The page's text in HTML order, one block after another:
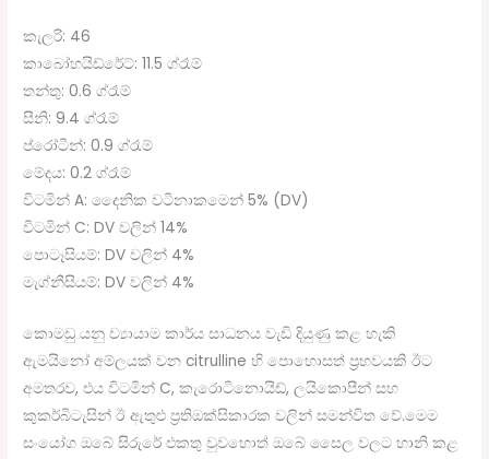
කැලරි: 46
කාබෝහයිඩ්රේට්: 11.5 ග්රෑම්
තන්තු: 0.6 ග්රෑම්
සීනි: 9.4 ග්රෑම්
ප්රෝටීන්: 0.9 ග්රෑම්
මේදය: 0.2 ග්රෑම්
විටමින් A: දෛනික වටිනාකමෙන් 5% (DV)
විටමින් C: DV වලින් 14%
පොටෑසියම්: DV වලින් 4%
මැග්නීසියම්: DV වලින් 4%
කොමඩු යනු ව්‍යායාම කාර්ය සාධනය වැඩි දියුණු කළ හැකි
ඇමයිනෝ අම්ලයක් වන citrulline හි පොහොසත් ප්‍රභවයකි ඊට
අමතරව, එය විටමින් C, කැරොටිනොයිඩ්, ලයිකොපීන් සහ
කුකර්බිටැසින් ඊ ඇතුළු ප්‍රතිඔක්සිකාරක වලින් සමන්විත වේ.මෙම
සංයෝග ඔබේ සිරුරේ එකතු වුවහොත් ඔබේ සෛල වලට හානි කළ